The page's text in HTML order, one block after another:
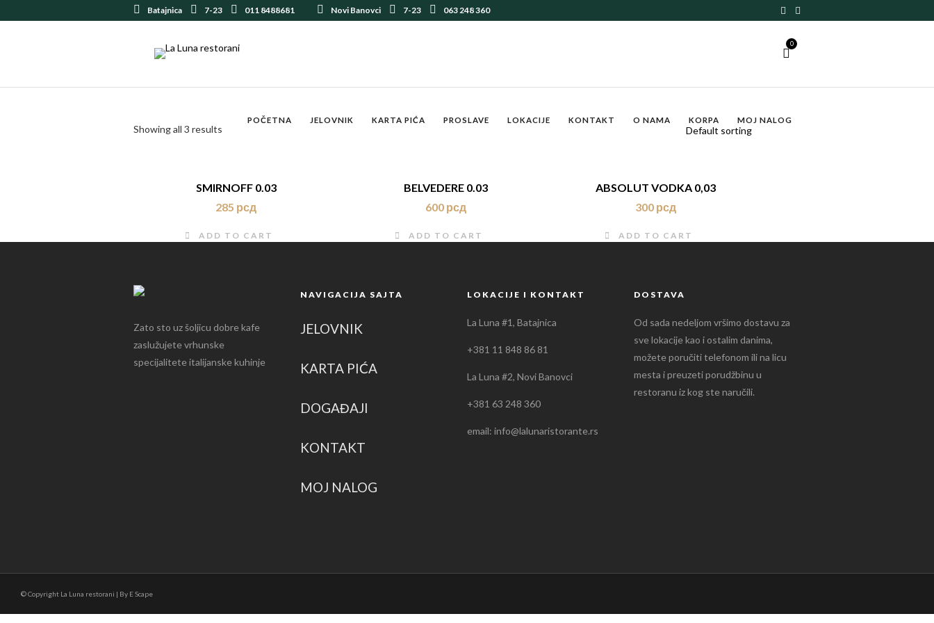
Batajnica 7-23 011 8488681 Novi Banovci 7-23 063 248 360
0
POČETNA JELOVNIK KARTA PIĆA PROSLAVE LOKACIJE KONTAKT O NAMA KORPA MOJ NALOG
Showing all 3 results
SMIRNOFF 0.03
285 рсд
ADD TO CART
BELVEDERE 0.03
600 рсд
ADD TO CART
ABSOLUT VODKA 0,03
300 рсд
ADD TO CART
Zato sto uz šoljicu dobre kafe
zaslužujete vrhunske
specijalitete italijanske kuhinje
NAVIGACIJA SAJTA
JELOVNIK
KARTA PIĆA
DOGAĐAJI
KONTAKT
MOJ NALOG
LOKACIJE I KONTAKT
La Luna #1, Batajnica
+381 11 848 86 81
La Luna #2, Novi Banovci
+381 63 248 360
email: info@lalunaristorante.rs
DOSTAVA
Od sada nedeljom vršimo dostavu za
sve lokacije kao i ostalim danima,
možete poručiti telefonom ili na licu
mesta i preuzeti porudžbinu u
restoranu iz kog ste naručili.
© Copyright La Luna restorani | By E Scape